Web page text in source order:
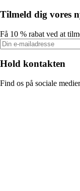
Tilmeld dig vores
Få 10 % rabat ved at
Hold kontakten
Find os på sociale medier